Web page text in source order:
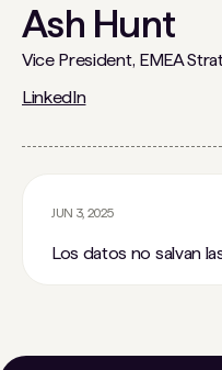
Ash Hunt
Vice President, EMEA
LinkedIn
JUN 3, 2025
Los datos no salvan